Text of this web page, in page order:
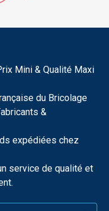
Mini & Qualité Maxi
du Bricolage
&
expédiées chez
service de qualité et